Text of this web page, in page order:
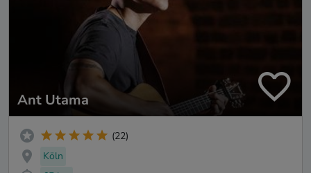
Ant Utama
(22)
Köln